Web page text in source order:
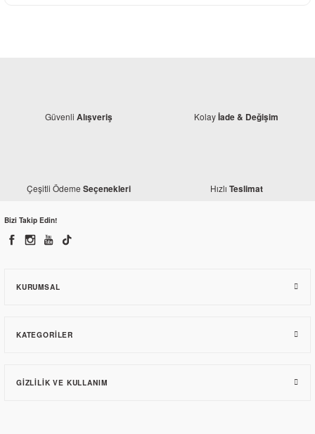
Güvenli Alışveriş Kolayİade & Değişim
Çeşitli Ödeme Seçenekleri Hızlı Teslimat
Bizi Takip Edin!
KURUMSAL
KATEGORILER
GIZLILIK VE KULLANIM